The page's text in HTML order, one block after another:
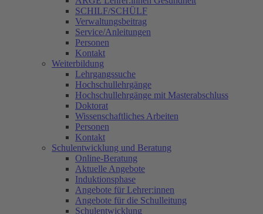
SCHILF/SCHÜLF
Verwaltungsbeitrag
Service/Anleitungen
Personen
Kontakt
Weiterbildung
Lehrgangssuche
Hochschullehrgänge
Hochschullehrgänge mit Masterabschluss
Doktorat
Wissenschaftliches Arbeiten
Personen
Kontakt
Schulentwicklung und Beratung
Online-Beratung
Aktuelle Angebote
Induktionsphase
Angebote für Lehrer:innen
Angebote für die Schulleitung
Schulentwicklung